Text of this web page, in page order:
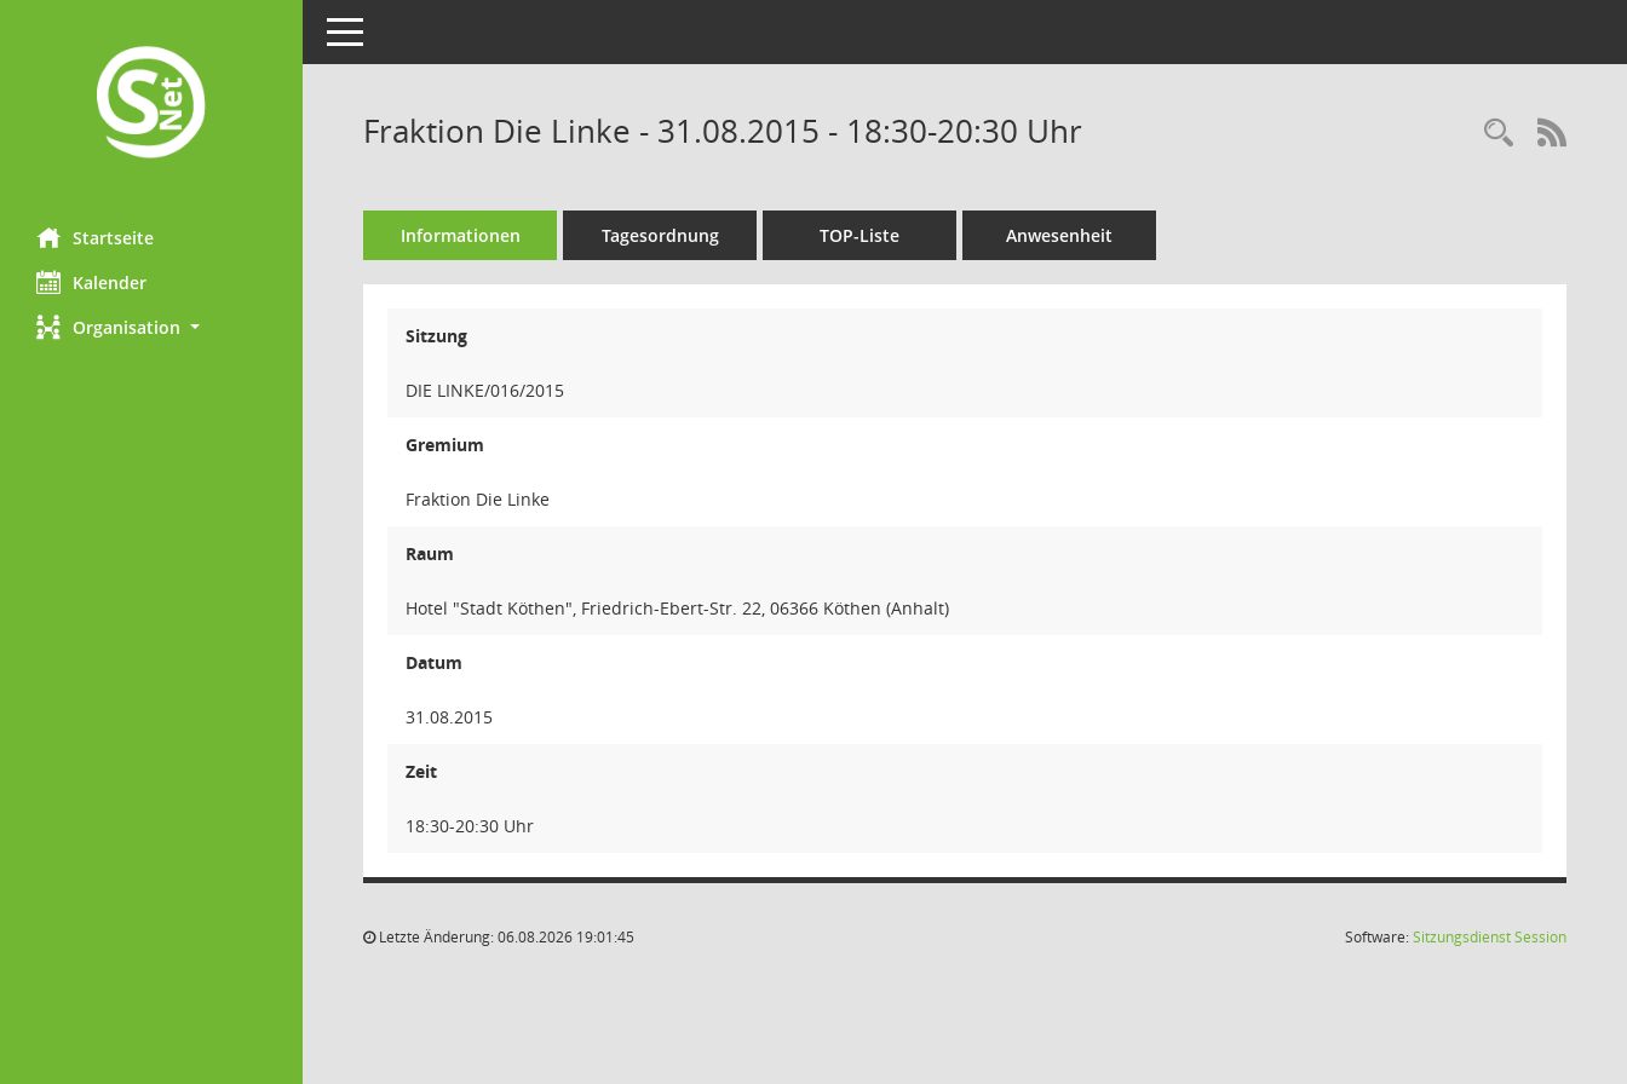
Startseite
Kalender
Organisation
Toggle navigation
Fraktion Die Linke - 31.08.2015 - 18:30-20:30 Uhr
Informationen Tagesordnung TOP-Liste Anwesenheit
Sitzung
DIE LINKE/016/2015
Gremium
Fraktion Die Linke
Raum
Hotel "Stadt Köthen", Friedrich-Ebert-Str. 22, 06366 Köthen (Anhalt)
Datum
31.08.2015
Zeit
18:30-20:30 Uhr
Letzte Änderung: 06.08.2026 19:01:45 Software:SitzungsdienstSession(Wird in